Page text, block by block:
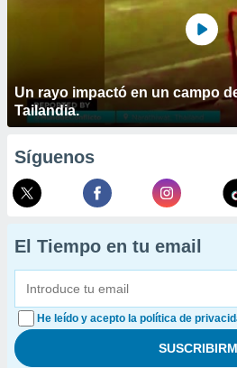
Un rayo impactó en un campo
Tailandia.
Síguenos
El Tiempo en tu email
He leído y acepto la política de